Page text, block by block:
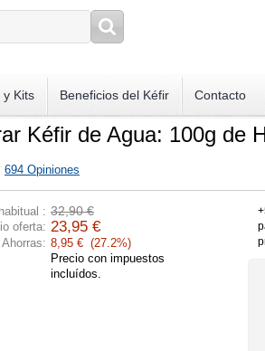
y Kits Beneficios del Kéfir Contacto
Kéfir de Agua: 100g de
694 Opiniones
: 32,90 €
oferta: 23,95 €
Ahorras: 8,95 € (27.2%)
Precio con impuestos
incluídos.